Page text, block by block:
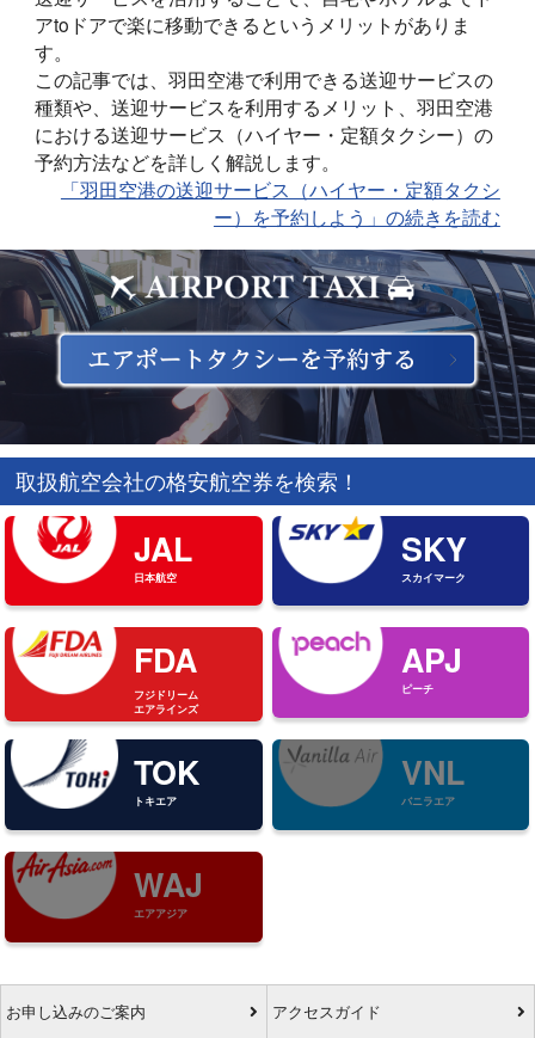
アtoドアで楽に移動できるというメリットがありま
す。
この記事では、羽田空港で利用できる送迎サービスの
種類や、送迎サービスを利用するメリット、羽田空港
における送迎サービス（ハイヤー・定額タクシー）の
予約方法などを詳しく解説します。
「羽田空港の送迎サービス（ハイヤー・定額タクシ
ー）を予約しよう」の続きを読む
取扱航空会社の格安航空券を検索！
JAL
日本航空
SKY
スカイマーク
FDA
フジドリーム
エアラインズ
APJ
ピーチ
TOK
トキエア
VNL
バニラエア
WAJ
エアアジア
お申し込みのご案内 アクセスガイド